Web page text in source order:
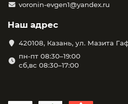
voronin-evgen1@yandex.ru
Наш адрес
420108, Казань, ул. Мазита
пн-пт 08:30–19:00
сб,вс 08:30–17:00